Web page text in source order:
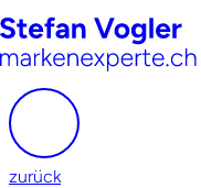
zurück